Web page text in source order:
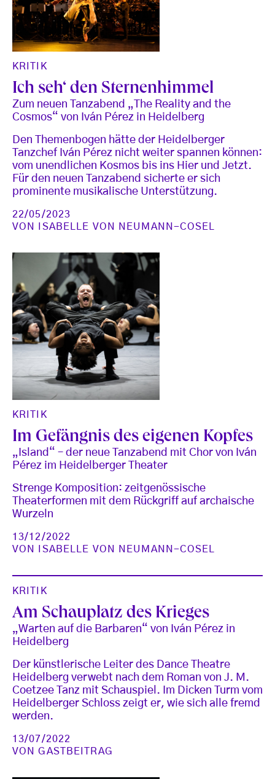
KRITIK
Ich seh‘ den Sternenhimmel
Zum neuen Tanzabend „The Reality and the
Cosmos“ von Iván Pérez in Heidelberg
Den Themenbogen hätte der Heidelberger
Tanzchef Iván Pérez nicht weiter spannen können:
vom unendlichen Kosmos bis ins Hier und Jetzt.
Für den neuen Tanzabend sicherte er sich
prominente musikalische Unterstützung.
22/05/2023
VON
ISABELLE VON NEUMANN-COSEL
KRITIK
Im Gefängnis des eigenen Kopfes
„Island“ – der neue Tanzabend mit Chor von Iván
Pérez im Heidelberger Theater
Strenge Komposition: zeitgenössische
Theaterformen mit dem Rückgriff auf archaische
Wurzeln
13/12/2022
VON
ISABELLE VON NEUMANN-COSEL
KRITIK
Am Schauplatz des Krieges
„Warten auf die Barbaren“ von Iván Pérez in
Heidelberg
Der künstlerische Leiter des Dance Theatre
Heidelberg verwebt nach dem Roman von J. M.
Coetzee Tanz mit Schauspiel. Im Dicken Turm vom
Heidelberger Schloss zeigt er, wie sich alle fremd
werden.
13/07/2022
VONGASTBEITRAG